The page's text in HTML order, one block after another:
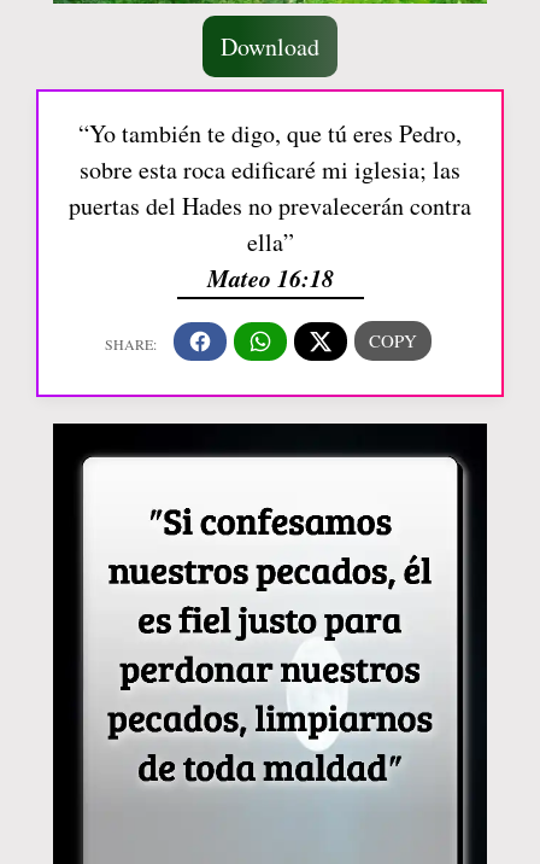
Download
“Yo también te digo, que tú eres Pedro,
sobre esta roca edificaré mi iglesia; las
puertas del Hades no prevalecerán contra
ella”
Mateo 16:18